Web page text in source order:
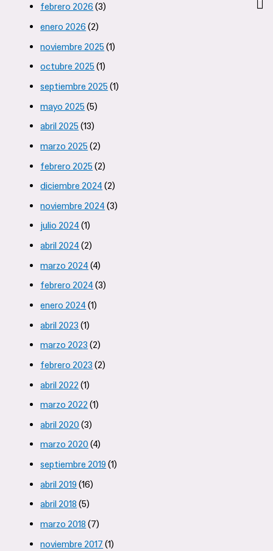
febrero 2026 (3)
enero 2026 (2)
noviembre 2025 (1)
octubre 2025 (1)
septiembre 2025 (1)
mayo 2025 (5)
abril 2025 (13)
marzo 2025 (2)
febrero 2025 (2)
diciembre 2024 (2)
noviembre 2024 (3)
julio 2024 (1)
abril 2024 (2)
marzo 2024 (4)
febrero 2024 (3)
enero 2024 (1)
abril 2023 (1)
marzo 2023 (2)
febrero 2023 (2)
abril 2022 (1)
marzo 2022 (1)
abril 2020 (3)
marzo 2020 (4)
septiembre 2019 (1)
abril 2019 (16)
abril 2018 (5)
marzo 2018 (7)
noviembre 2017 (1)